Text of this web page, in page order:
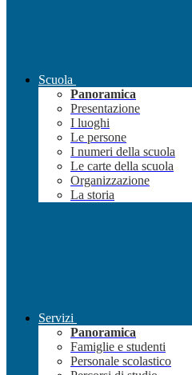
Scuola
Panoramica
Presentazione
I luoghi
Le persone
I numeri della scuola
Le carte della scuola
Organizzazione
La storia
Servizi
Panoramica
Famiglie e studenti
Personale scolastico